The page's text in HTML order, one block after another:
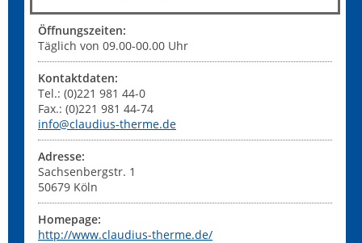
Öffnungszeiten:
Täglich von 09.00-00.00 Uhr
Kontaktdaten:
Tel.: (0)221 981 44-0
Fax.: (0)221 981 44-74
info@claudius-therme.de
Adresse:
Sachsenbergstr. 1
50679 Köln
Homepage:
http://www.claudius-therme.de/